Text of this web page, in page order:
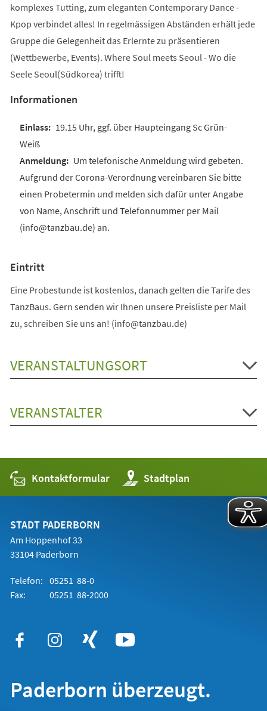
komplexes Tutting, zum eleganten Contemporary Dance -
Kpop verbindet alles! In regelmässigen Abständen erhält jede
Gruppe die Gelegenheit das Erlernte zu präsentieren
(Wettbewerbe, Events). Where Soul meets Seoul - Wo die
Seele Seoul(Südkorea) trifft!
Informationen
19.15 Uhr, ggf. über Haupteingang Sc Grün-
Weiß
Um telefonische Anmeldung wird gebeten.
Aufgrund der Corona-Verordnung vereinbaren Sie bitte
einen Probetermin und melden sich dafür unter Angabe
von Name, Anschrift und Telefonnummer per Mail
(info@tanzbau.de) an.
Eintritt
Eine Probestunde ist kostenlos, danach gelten die Tarife des
TanzBaus. Gern senden wir Ihnen unsere Preisliste per Mail
zu, schreiben Sie uns an! (info@tanzbau.de)
VERANSTALTUNGSORT
VERANSTALTER
Kontaktformular Stadtplan
(Öffnet
in
einem
STADT PADERBORN
Am Hoppenhof 33
33104 Paderborn
Telefon: 05251 88-0
Fax:
05251 88-2000
Paderborn überzeugt.